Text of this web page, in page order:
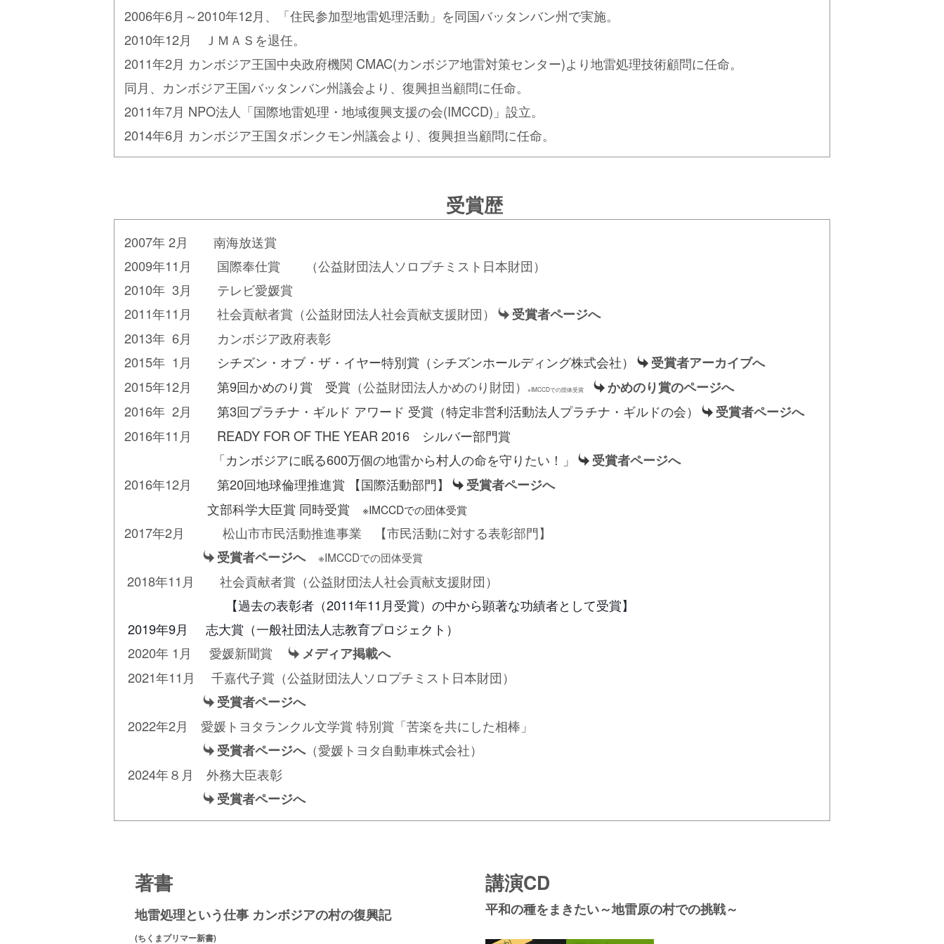
2006年6月～2010年12月、「住民参加型地雷処理活動」を同国バッタンバン州で実施。
2010年12月 ＪＭＡＳを退任。
2011年2月 カンボジア王国中央政府機関 CMAC(カンボジア地雷対策センター)より地雷処理技術顧問に任命。
同月、カンボジア王国バッタンバン州議会より、復興担当顧問に任命。
2011年7月 NPO法人「国際地雷処理・地域復興支援の会(IMCCD)」設立。
2014年6月 カンボジア王国タボンクモン州議会より、復興担当顧問に任命。
受賞歴
2007年 2月 南海放送賞
2009年11月 国際奉仕賞 （公益財団法人ソロプチミスト日本財団）
2010年 3月 テレビ愛媛賞
2011年11月 社会貢献者賞（公益財団法人社会貢献支援財団）
受賞者ページへ
2013年 6月 カンボジア政府表彰
2015年 1月 シチズン・オブ・ザ・イヤー特別賞 （シチズンホールディング株式会社）
受賞者アーカイブへ
2015年12月 第9回かめのり賞 受賞 （公益財団法人かめのり財団） ※IMCCDでの団体受賞
かめのり賞のページへ
2016年 2月 第3回プラチナ・ギルド アワード 受賞（特定非営利活動法人プラチナ・ギルドの会）
受賞者ページへ
2016年11月 READY FOR OF THE YEAR 2016 シルバー部門賞
「カンボジアに眠る600万個の地雷から村人の命を守りたい！」
受賞者ページへ
2016年12月 第20回地球倫理推進賞 【国際活動部門】
受賞者ページへ
文部科学大臣賞 同時受賞 ※IMCCDでの団体受賞
2017年2月 松山市市民活動推進事業 【市民活動に対する表彰部門】
受賞者ページへ
※IMCCDでの団体受賞
2018年11月 社会貢献者賞（公益財団法人社会貢献支援財団）
【過去の表彰者（2011年11月受賞）の中から顕著な功績者として受賞】
2019年9月 志大賞（一般社団法人志教育プロジェクト）
2020年 1月 愛媛新聞賞
メディア掲載へ
2021年11月 千嘉代子賞（公益財団法人ソロプチミスト日本財団）
受賞者ページへ
2022年2月 愛媛トヨタランクル文学賞 特別賞「苦楽を共にした相棒」
受賞者ページへ（愛媛トヨタ自動車株式会社）
2024年８月 外務大臣表彰
受賞者ページへ
著書
地雷処理という仕事 カンボジアの村の復興記
(ちくまプリマー新書)
講演CD
平和の種をまきたい～地雷原の村での挑戦～